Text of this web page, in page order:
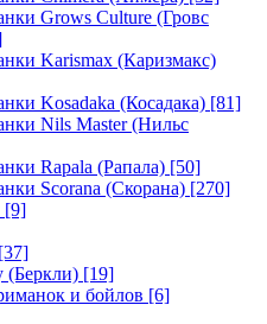
Grows Culture (Гровс
Karismax (Каризмакс)
Kosadaka (Косадака) [81]
Nils Master (Нильс
Rapala (Рапала) [50]
Scorana (Скорана) [270]
[9]
[37]
(Беркли) [19]
и бойлов [6]